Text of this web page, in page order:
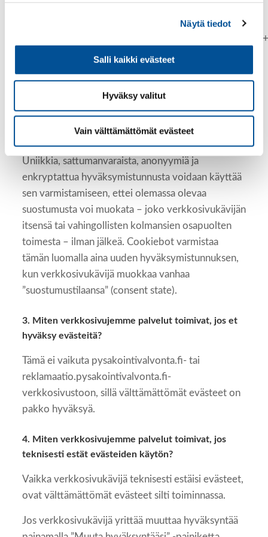
Näytä tiedot
Salli kaikki evästeet
Hyväksy valitut
Vain välttämättömät evästeet
pystymme todentamaan myös luomamme
3Dh80w05hREDhmrLDYGohKkkmAJ4IeJ/
suostumuksen evästeiden käyttöön.
Tällä toimintamallilla varmistamme sen, että
verkkosivukävijän tiedot pysyvät täysin
anonyymeinä siihen asti, kunnes hänen
identiteettinsä paljastaminen on välttämätöntä
joko hänen itsensä, tai viranomaisten, toimesta.
Uniikkia, sattumanvaraista, anonyymiä ja
enkryptattua hyväksymistunnusta voidaan käyttää
sen varmistamiseen, ettei olemassa olevaa
suostumusta voi muokata – joko verkkosivukävijän
itsensä tai vahingollisten kolmansien osapuolten
toimesta – ilman jälkeä. Cookiebot varmistaa
tämän luomalla aina uuden hyväksymistunnuksen,
kun verkkosivukävijä muokkaa vanhaa
”suostumustilaansa” (consent state).
3. Miten verkkosivujemme palvelut toimivat, jos et
hyväksy evästeitä?
Tämä ei vaikuta pysakointivalvonta.fi- tai
reklamaatio.pysakointivalvonta.fi-
verkkosivustoon, sillä välttämättömät evästeet on
pakko hyväksyä.
4. Miten verkkosivujemme palvelut toimivat, jos
teknisesti estät evästeiden käytön?
Vaikka verkkosivukävijä teknisesti estäisi evästeet,
ovat välttämättömät evästeet silti toiminnassa.
Jos verkkosivukävijä yrittää muuttaa hyväksyntää